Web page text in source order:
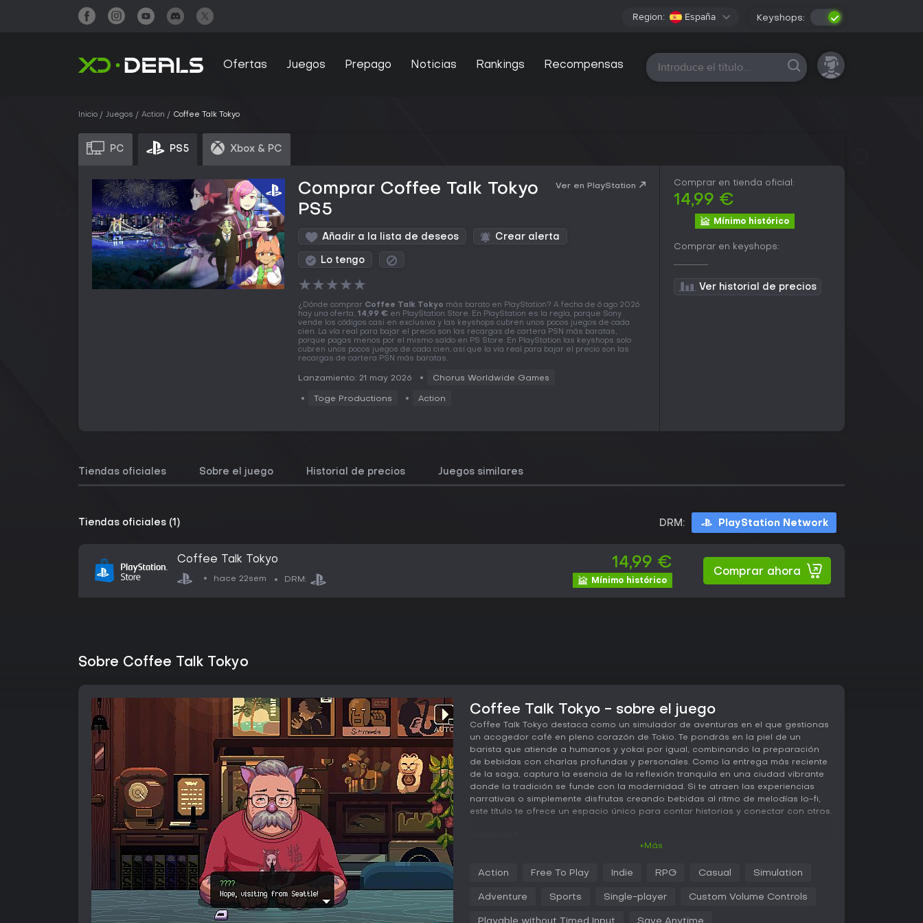
Region: España Keyshops:
Ofertas Juegos Prepago Noticias Rankings Recompensas Todas las plataformas
Inicio Juegos Action Coffee Talk Tokyo
PC PS5 Xbox & PC
Comprar Coffee Talk Tokyo
PS5
Ver en PlayStation
Añadir a la lista de deseos Crear alerta
Lo tengo
★★★★★
¿Dónde comprar Coffee Talk Tokyo más barato en PlayStation? A fecha de 6 ago 2026
hay una oferta, 14,99 € en PlayStation Store. En PlayStation es la regla, porque Sony
vende los códigos casi en exclusiva y las keyshops cubren unos pocos juegos de cada
cien. La vía real para bajar el precio son las recargas de cartera PSN más baratas,
porque pagas menos por el mismo saldo en PS Store. En PlayStation las keyshops solo
cubren unos pocos juegos de cada cien, así que la vía real para bajar el precio son las
recargas de cartera PSN más baratas.
Lanzamiento: 21 may 2026 Chorus Worldwide Games
Toge Productions Action
Comprar en tienda oficial:
14,99 €
Mínimo histórico
Comprar en keyshops:
Ver historial de precios
Tiendas oficiales Sobre el juego Historial de precios Juegos similares
Tiendas oficiales (1) DRM: PlayStation Network
Coffee Talk Tokyo
hace 22sem DRM:
14,99 €
Mínimo histórico
Comprar ahora
Sobre Coffee Talk Tokyo
Coffee Talk Tokyo - sobre el juego
Coffee Talk Tokyo destaca como un simulador de aventuras en el que gestionas
un acogedor café en pleno corazón de Tokio. Te pondrás en la piel de un
barista que atiende a humanos y yokai por igual, combinando la preparación
de bebidas con charlas profundas y personales. Como la entrega más reciente
de la saga, captura la esencia de la reflexión tranquila en una ciudad vibrante
donde la tradición se funde con la modernidad. Si te atraen las experiencias
narrativas o simplemente disfrutas creando bebidas al ritmo de melodías lo-fi,
este título te ofrece un espacio único para contar historias y conectar con otros.
Eliges ingredientes como café, té u otras bases, y ajustas temperatura y dulzor
de experimentar y desbloquear nuevas recetas a medida que avanzas. Las
+Más
Action Free To Play Indie RPG Casual Simulation
Adventure Sports Single-player Custom Volume Controls